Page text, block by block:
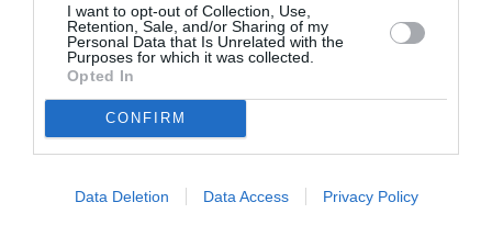
I want to opt-out of Collection, Use,
Retention, Sale, and/or Sharing of my
Personal Data that Is Unrelated with the
Purposes for which it was collected.
Opted In
CONFIRM
Data Deletion Data Access Privacy Policy
DERNIERS COMMENTAIRES
une saison record malgré le contexte géopolitique